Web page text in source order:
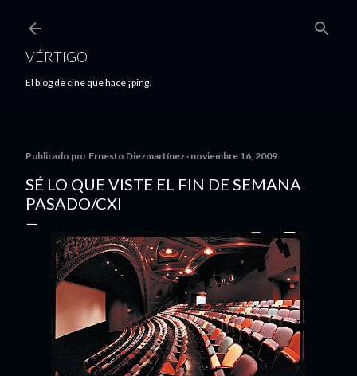
VÉRTIGO
El blog de cine que hace ¡ping!
Publicado por Ernesto Diezmartínez noviembre 16, 2009
SÉ LO QUE VISTE EL FIN DE SEMANA
PASADO/CXI